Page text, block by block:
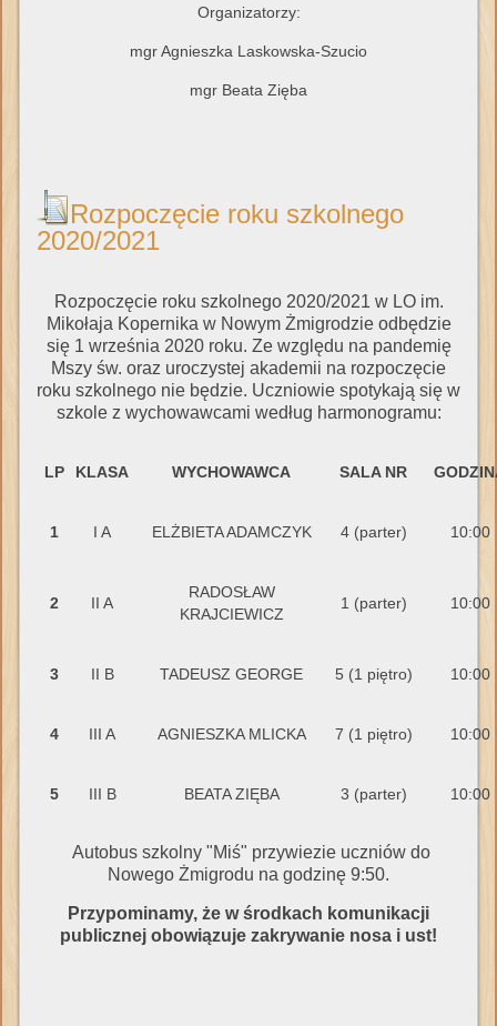
Organizatorzy:
mgr Agnieszka Laskowska-Szucio
mgr Beata Zięba
Rozpoczęcie roku szkolnego
2020/2021
Rozpoczęcie roku szkolnego 2020/2021 w LO im.
Mikołaja Kopernika w Nowym Żmigrodzie odbędzie
się 1 września 2020 roku. Ze względu na pandemię
Mszy św. oraz uroczystej akademii na rozpoczęcie
roku szkolnego nie będzie. Uczniowie spotykają się w
szkole z wychowawcami według harmonogramu:
LP KLASA WYCHOWAWCA SALA NR
1 I A ELŻBIETA ADAMCZYK 4 (parter) 10:00
2 II A
RADOSŁAW
KRAJCIEWICZ
1 (parter) 10:00
3 II B TADEUSZ GEORGE 5 (1 piętro) 10:00
4 III A AGNIESZKA MLICKA 7 (1 piętro) 10:00
5 III B BEATA ZIĘBA 3 (parter) 10:00
Autobus szkolny "Miś" przywiezie uczniów do
Nowego Żmigrodu na godzinę 9:50.
Przypominamy, że w środkach komunikacji
publicznej obowiązuje zakrywanie nosa i ust!